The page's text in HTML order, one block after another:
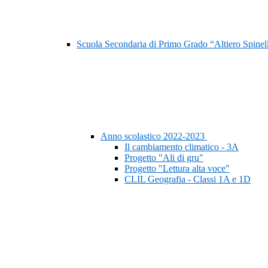
Scuola Secondaria di Primo Grado “Altiero
Anno scolastico 2022-2023
Il cambiamento climatico - 3A
Progetto "Ali di gru"
Progetto "Lettura alta voce"
CLIL Geografia - Classi 1A e 1D